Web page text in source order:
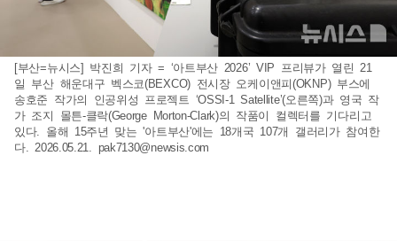
[부산=뉴시스] 박진희 기자 = ‘아트부산 2026’ VIP 프리뷰가 열린 21
일 부산 해운대구 벡스코(BEXCO) 전시장 오케이앤피(OKNP) 부스에
송호준 작가의 인공위성 프로젝트 ‘OSSI-1 Satellite’(오른쪽)과 영국 작
가 조지 몰튼-클락(George Morton-Clark)의 작품이 컬렉터를 기다리고
있다. 올해 15주년 맞는 '아트부산'에는 18개국 107개 갤러리가 참여한
다. 2026.05.21. pak7130@newsis.com